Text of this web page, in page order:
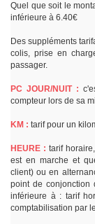
Quel que soit le
inférieure à 6.40€
Des suppléments
colis, prise en
passager.
PC JOUR/NUIT :
compteur lors de sa
KM : tarif pour un
HEURE : tarif
est en marche et
client) ou en
point de conjonction
inférieure à : tarif
comptabilisation par